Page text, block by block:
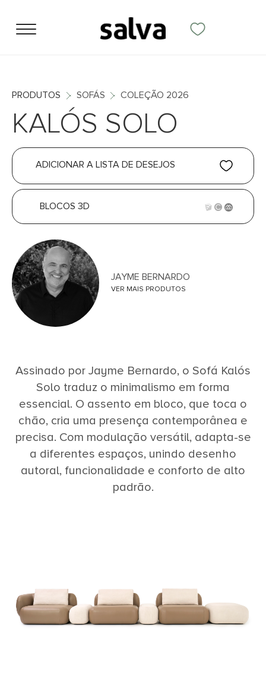
PRODUTOS SOFÁS COLEÇÃO 2026
KALÓS SOLO
ADICIONAR A LISTA DE DESEJOS
BLOCOS 3D
JAYME BERNARDO
VER MAIS PRODUTOS
Assinado por Jayme Bernardo, o Sofá Kalós
Solo traduz o minimalismo em forma
essencial. O assento em bloco, que toca o
chão, cria uma presença contemporânea e
precisa. Com modulação versátil, adapta-se
a diferentes espaços, unindo desenho
autoral, funcionalidade e conforto de alto
padrão.